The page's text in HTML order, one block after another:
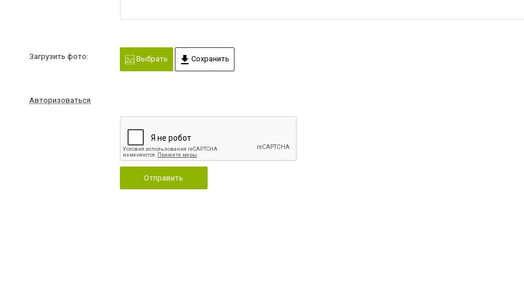
Загрузить фото: Выбрать Сохранить
Авторизоваться
Отправить